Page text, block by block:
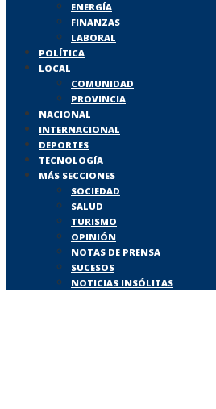
ENERGÍA
FINANZAS
LABORAL
POLÍTICA
LOCAL
COMUNIDAD
PROVINCIA
NACIONAL
INTERNACIONAL
DEPORTES
TECNOLOGÍA
MÁS SECCIONES
SOCIEDAD
SALUD
TURISMO
OPINIÓN
NOTAS DE PRENSA
SUCESOS
NOTICIAS INSÓLITAS